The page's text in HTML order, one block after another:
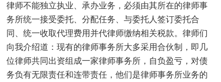
律师不能独立执业、承办业务，必须由其所在的律师事
务所统一接受委托、分配任务、与委托人签订委托合
同、统一收取代理费用并代律师缴纳相关税款。律师们
向我介绍道：现有的律师事务所大多采用合伙制，即几
位律师共同出资组成一家律师事务所，自负盈亏，对债
务负有无限责任和连带责任，他们是律师事务所业务的